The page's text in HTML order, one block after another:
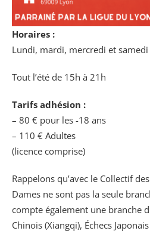
Horaires :
Lundi, mardi, mercredi et samedi
Tout l’été de 15h à 21h
Tarifs adhésion :
– 80 € pour les -18 ans
– 110 € Adultes
(licence comprise)
Rappelons qu’avec le Collectif
Dames ne sont pas la seule
compte également une branche
Chinois (Xiangqi), Échecs